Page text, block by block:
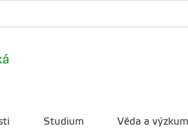
Studium Věda a výzkum